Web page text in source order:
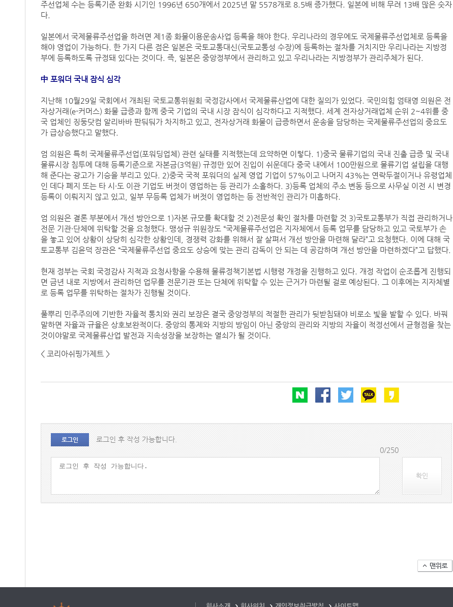
주선업체 수는 등록기준 완화 시기인 1996년 650개에서 2025년 말 5578개로 8.5배 증가했다. 일본에 비해 무려 13배 많은 숫자
다.
일본에서 국제물류주선업을 하려면 제1종 화물이용운송사업 등록을 해야 한다. 우리나라의 경우에도 국제물류주선업체로 등록을
해야 영업이 가능하다. 한 가지 다른 점은 일본은 국토교통대신(국토교통성 수장)에 등록하는 절차를 거치지만 우리나라는 지방정
부에 등록하도록 규정돼 있다는 것이다. 즉, 일본은 중앙정부에서 관리하고 있고 우리나라는 지방정부가 관리주체가 된다.
中 포워더 국내 잠식 심각
지난해 10월29일 국회에서 개최된 국토교통위원회 국정감사에서 국제물류산업에 대한 질의가 있었다. 국민의힘 엄태영 의원은 전
자상거래(e-커머스) 화물 급증과 함께 중국 기업의 국내 시장 잠식이 심각하다고 지적했다. 세계 전자상거래업체 순위 2~4위를 중
국 업체인 징둥닷컴 알리바바 판둬둬가 차지하고 있고, 전자상거래 화물이 급증하면서 운송을 담당하는 국제물류주선업의 중요도
가 급상승했다고 말했다.
엄 의원은 특히 국제물류주선업(포워딩업체) 관련 실태를 지적했는데 요약하면 이렇다. 1)중국 물류기업의 국내 진출 급증 및 국내
물류시장 침투에 대해 등록기준으로 자본금(3억원) 규정만 있어 진입이 쉬운데다 중국 내에서 100만원으로 물류기업 설립을 대행
해 준다는 광고가 기승을 부리고 있다. 2)중국 국적 포워더의 실제 영업 기업이 57%이고 나머지 43%는 연락두절이거나 유령업체
인 데다 폐지 또는 타 시·도 이관 기업도 버젓이 영업하는 등 관리가 소홀하다. 3)등록 업체의 주소 변동 등으로 사무실 이전 시 변경
등록이 이뤄지지 않고 있고, 일부 무등록 업체가 버젓이 영업하는 등 전반적인 관리가 미흡하다.
엄 의원은 결론 부분에서 개선 방안으로 1)자본 규모를 확대할 것 2)전문성 확인 절차를 마련할 것 3)국토교통부가 직접 관리하거나
전문 기관·단체에 위탁할 것을 요청했다. 맹성규 위원장도 “국제물류주선업은 지자체에서 등록 업무를 담당하고 있고 국토부가 손
을 놓고 있어 상황이 상당히 심각한 상황인데, 경쟁력 강화를 위해서 잘 살펴서 개선 방안을 마련해 달라”고 요청했다. 이에 대해 국
토교통부 김윤덕 장관은 “국제물류주선업 중요도 상승에 맞는 관리 감독이 안 되는 데 공감하며 개선 방안을 마련하겠다”고 답했다.
현재 정부는 국회 국정감사 지적과 요청사항을 수용해 물류정책기본법 시행령 개정을 진행하고 있다. 개정 작업이 순조롭게 진행되
면 금년 내로 지방에서 관리하던 업무를 전문기관 또는 단체에 위탁할 수 있는 근거가 마련될 걸로 예상된다. 그 이후에는 지자체별
로 등록 업무를 위탁하는 절차가 진행될 것이다.
풀뿌리 민주주의에 기반한 자율적 통치와 권리 보장은 결국 중앙정부의 적절한 관리가 뒷받침돼야 비로소 빛을 발할 수 있다. 바꿔
말하면 자율과 규율은 상호보완적이다. 중앙의 통제와 지방의 방임이 아닌 중앙의 관리와 지방의 자율이 적정선에서 균형점을 찾는
것이야말로 국제물류산업 발전과 지속성장을 보장하는 열쇠가 될 것이다.
< 코리아쉬핑가제트 >
로그인
로그인 후 작성 가능합니다.
0/250
확인
팬오션 VLCC 발주 현황
컨테이너 박스 유실사고 추이(2008~2025년)